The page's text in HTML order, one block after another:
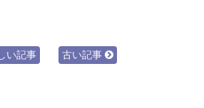
い記事 古い記事